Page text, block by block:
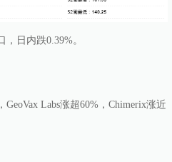
日内跌0.39%。
Labs涨超60%，Chimerix涨近